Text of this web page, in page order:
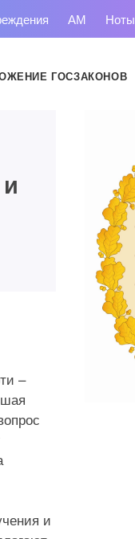
АМ Ноты
ГОСЗАКОНОВ
–
и